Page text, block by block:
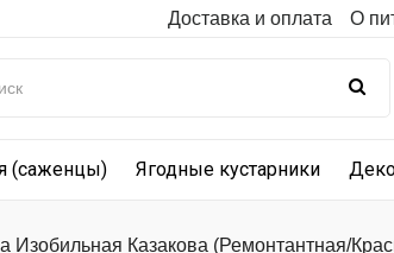
Доставка и оплата О
(саженцы) Ягодные кустарники
Изобильная Казакова (Ремонтантная/